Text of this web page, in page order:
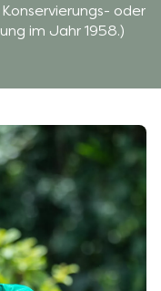
oder
im Jahr 1958.)